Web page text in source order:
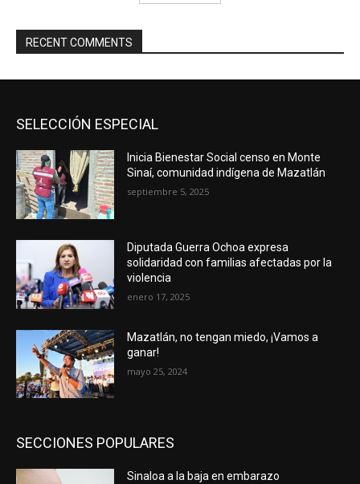
RECENT COMMENTS
SELECCIÓN ESPECIAL
Inicia Bienestar Social censo en Monte
Sinaí, comunidad indígena de Mazatlán
septiembre 5, 2025
Diputada Guerra Ochoa expresa
solidaridad con familias afectadas por la
violencia
enero 17, 2025
Mazatlán, no tengan miedo, ¡Vamos a
ganar!
mayo 25, 2024
SECCIONES POPULARES
Sinaloa a la baja en embarazo